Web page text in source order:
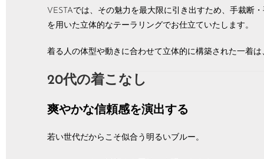
VESTAでは、その魅力を最大限に引き出すため、手裁断
を用いた立体的なテーラリングでお仕立ていたします。
着る人の体型や動きに合わせて立体的に構築された一着
20代の着こなし
爽やかな信頼感を演出する
若い世代だからこそ似合う明るいブルー。